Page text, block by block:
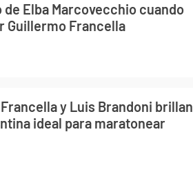
Elba Marcovecchio cuando
Guillermo Francella
y Luis Brandoni brillan
ideal para maratonear